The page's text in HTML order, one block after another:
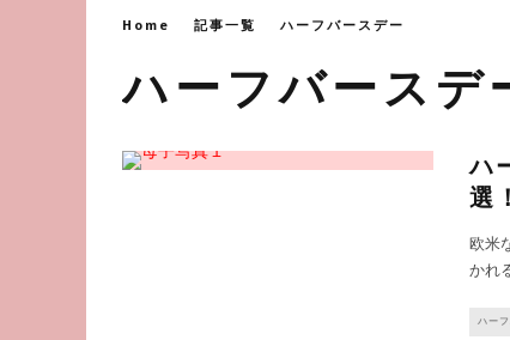
Home 記事一覧 ハーフバースデー
ハーフバースデ
ハ
選！
欧米
かれ
ハー